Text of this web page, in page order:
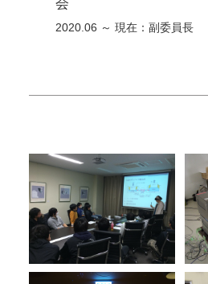
会
2020.06 ～ 現在：副委員長